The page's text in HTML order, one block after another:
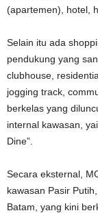
(apartemen), hotel,
Selain itu ada
pendukung yang
clubhouse,
jogging track,
berkelas yang
internal kawasan,
Dine”.
Secara eksternal,
kawasan Pasir
Batam, yang kini